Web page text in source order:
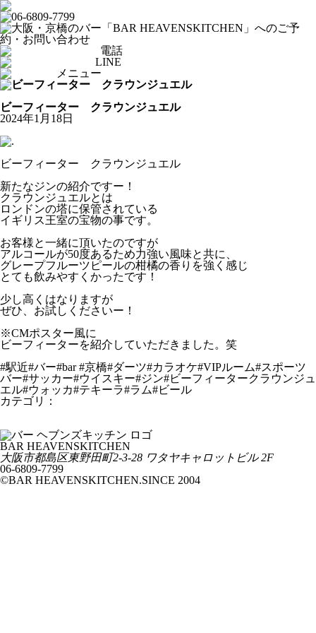
電話
LINE
メニュー
ビーフィーター クラウンジュエル
2024年1月18日
ビーフィーター クラウンジュエル
新たなジンの紹介ですー！
クラウンジュエルとは
ロンドンの塔に保管されている
イギリス王室の宝物の事です。
お客様と一緒に頂いたのですが
アルコールが50度あるため力強い風味と共に、
グレープフルーツピールの柑橘の香りを強く感じ
とても飲みやすくかったです！
少し高くはなりますが
ぜひ、お試しくださいー！
※CMポスター風に
ビーフィーターを紹介していただきました。笑
#駅近#バー#bar #京橋#ダーツ#カラオケ#VIPルーム#スポーツ
バー#サッカー#ウイスキー#ジン#ビーフィータークラウンジュ
エル#ウォッカ#テキーラ#ラム#ビール
カテゴリ：
BAR HEAVENSKITCHEN
大阪市都島区東野田町2-3-28 ワタヤキャロットビル 2F
06-6809-7799
©BAR HEAVENSKITCHEN.SINCE 2004